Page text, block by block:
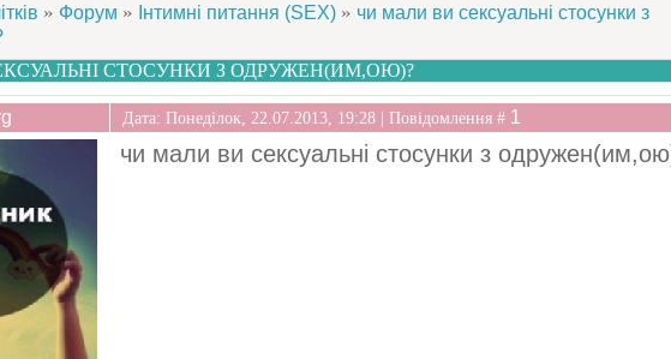
» Форум » Інтимні питання (SEX) » чи мали ви сексуальні стосунки з
СТОСУНКИ З ОДРУЖЕН(ИМ,ОЮ)?
Дата: Понеділок, 22.07.2013, 19:28 | Повідомлення # 1
чи мали ви сексуальні стосунки з